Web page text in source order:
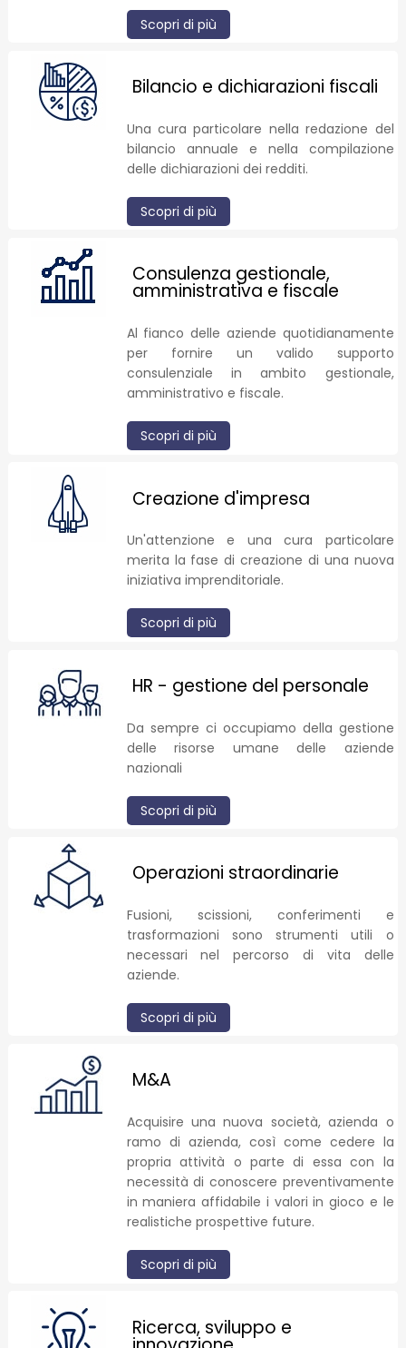
Scopri di più
Bilancio e dichiarazioni fiscali
Una cura particolare nella redazione del
bilancio annuale e nella compilazione
delle dichiarazioni dei redditi.
Scopri di più
Consulenza gestionale,
amministrativa e fiscale
Al fianco delle aziende quotidianamente
per fornire un valido supporto
consulenziale in ambito gestionale,
amministrativo e fiscale.
Scopri di più
Creazione d'impresa
Un'attenzione e una cura particolare
merita la fase di creazione di una nuova
iniziativa imprenditoriale.
Scopri di più
HR - gestione del personale
Da sempre ci occupiamo della gestione
delle risorse umane delle aziende
nazionali
Scopri di più
Operazioni straordinarie
Fusioni, scissioni, conferimenti e
trasformazioni sono strumenti utili o
necessari nel percorso di vita delle
aziende.
Scopri di più
M&A
Acquisire una nuova società, azienda o
ramo di azienda, così come cedere la
propria attività o parte di essa con la
necessità di conoscere preventivamente
in maniera affidabile i valori in gioco e le
realistiche prospettive future.
Scopri di più
Ricerca, sviluppo e